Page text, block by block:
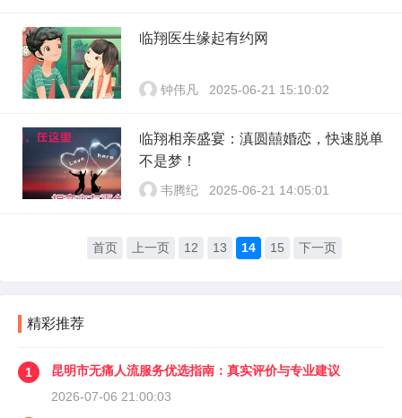
临翔医生缘起有约网
钟伟凡 2025-06-21 15:10:02
临翔相亲盛宴：滇圆囍婚恋，快速脱单
不是梦！
韦腾纪 2025-06-21 14:05:01
首页 上一页 12 13 14 15 下一页
精彩推荐
1
昆明市无痛人流服务优选指南：真实评价与专业建议
2026-07-06 21:00:03